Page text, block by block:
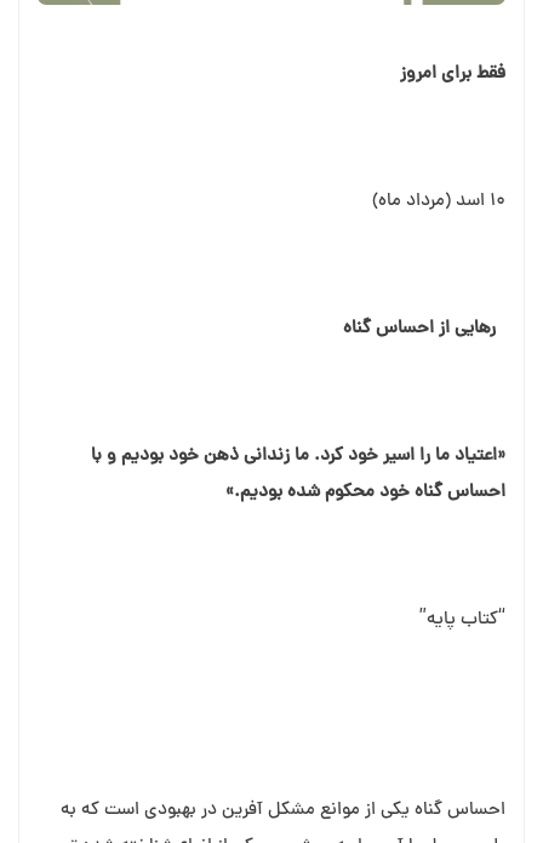
فقط برای امروز
۱۰ اسد (مرداد ماه)
رهایی از احساس گناه
«اعتیاد ما را اسیر خود کرد. ما زندانی ذهن خود بودیم و با
احساس گناه خود محکوم شده بودیم.»
“کتاب پایه”
احساس گناه یکی از موانع مشکل⁯ آفرین در بهبودی است که به